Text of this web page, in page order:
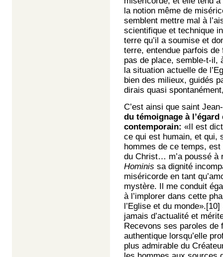
la notion même de
semblent mettre mal à
scientifique et technique
terre qu’il a soumise et
terre, entendue parfois
pas de place, semble-t-il,
la situation actuelle de
bien des milieux, guidés
dirais quasi
C’est ainsi que saint
du témoignage à
contemporain: «Il est
ce qui est humain, et qui,
hommes de ce temps,
du Christ… m’a poussé à
Hominis sa dignité
miséricorde en tant
mystère. Il me conduit
à l’implorer dans cette
l’Eglise et du monde».[10]
jamais d’actualité et
Recevons ses paroles de
authentique lorsqu’elle
plus admirable du